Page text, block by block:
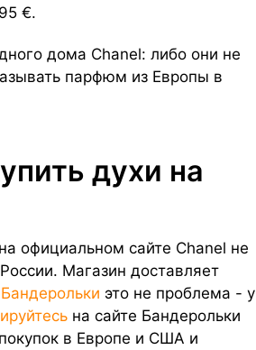
€.
дома Chanel: либо они не
парфюм из Европы в
духи на
официальном сайте Chanel не
Магазин доставляет
Бандерольки это не проблема - у
на сайте Бандерольки
в Европе и США и